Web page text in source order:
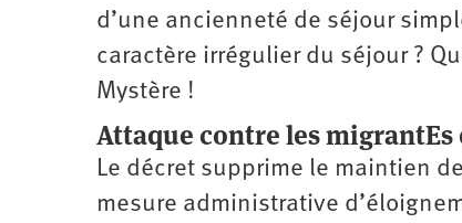
d’une ancienneté de séjour
caractère irrégulier du séjour ?
Mystère !
Attaque contre les
Le décret supprime le maintien
mesure administrative